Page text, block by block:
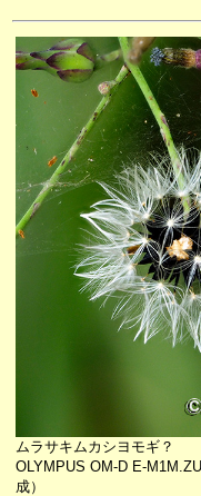
ムラサキムカシヨモギ？
OLYMPUS OM-D E-
成）